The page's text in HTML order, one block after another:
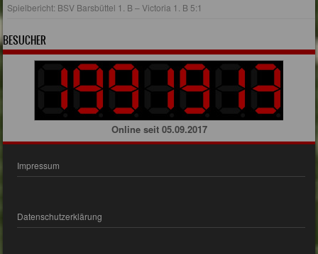
Spielbericht: BSV Barsbüttel 1. B – Victoria 1. B 5:1
BESUCHER
Online seit 05.09.2017
Impressum
Datenschutzerklärung